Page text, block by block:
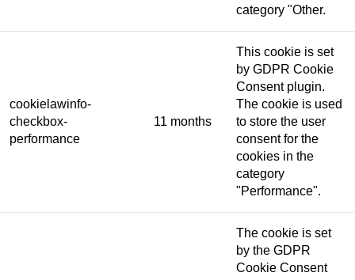
category "Other.
cookielawinfo-
checkbox-
performance
11 months
This cookie is set
by GDPR Cookie
Consent plugin.
The cookie is used
to store the user
consent for the
cookies in the
category
"Performance".
The cookie is set
by the GDPR
Cookie Consent